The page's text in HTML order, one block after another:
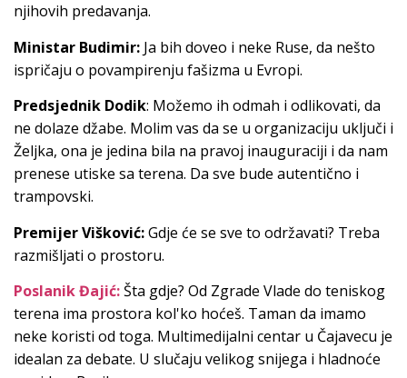
njihovih predavanja.
Ministar Budimir: Ja bih doveo i neke Ruse, da nešto
ispričaju o povampirenju fašizma u Evropi.
Predsjednik Dodik: Možemo ih odmah i odlikovati, da
ne dolaze džabe. Molim vas da se u organizaciju uključi i
Željka, ona je jedina bila na pravoj inauguraciji i da nam
prenese utiske sa terena. Da sve bude autentično i
trampovski.
Premijer Višković:Gdje će se sve to održavati? Treba
razmišljati o prostoru.
Poslanik Đajić:Šta gdje? Od Zgrade Vlade do teniskog
terena ima prostora kol'ko hoćeš. Taman da imamo
neke koristi od toga. Multimedijalni centar u Čajavecu je
idealan za debate. U slučaju velikog snijega i hladnoće